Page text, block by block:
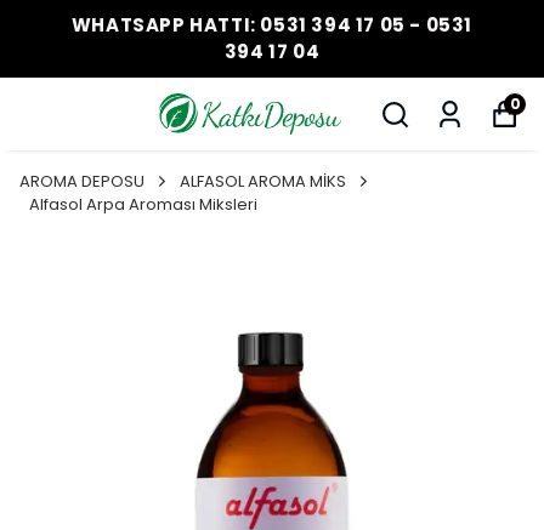
WHATSAPP HATTI: 0531 394 17 05 - 0531
394 17 04
0
AROMA DEPOSU
ALFASOL AROMA MİKS
Alfasol Arpa Aroması Miksleri